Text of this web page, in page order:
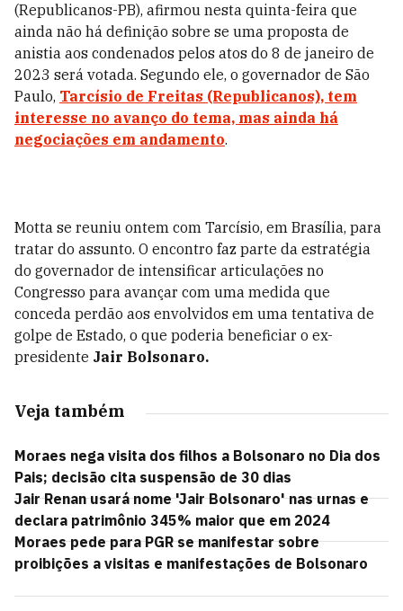
(Republicanos-PB), afirmou nesta quinta-feira que
ainda não há definição sobre se uma proposta de
anistia aos condenados pelos atos do 8 de janeiro de
2023 será votada. Segundo ele, o governador de São
Paulo, Tarcísio de Freitas (Republicanos), tem
interesse no avanço do tema, mas ainda há
negociações em andamento.
Motta se reuniu ontem com Tarcísio, em Brasília, para
tratar do assunto. O encontro faz parte da estratégia
do governador de intensificar articulações no
Congresso para avançar com uma medida que
conceda perdão aos envolvidos em uma tentativa de
golpe de Estado, o que poderia beneficiar o ex-
presidente Jair Bolsonaro.
Veja também
Moraes nega visita dos filhos a Bolsonaro no Dia dos
Pais; decisão cita suspensão de 30 dias
Jair Renan usará nome 'Jair Bolsonaro' nas urnas e
declara patrimônio 345% maior que em 2024
Moraes pede para PGR se manifestar sobre
proibições a visitas e manifestações de Bolsonaro